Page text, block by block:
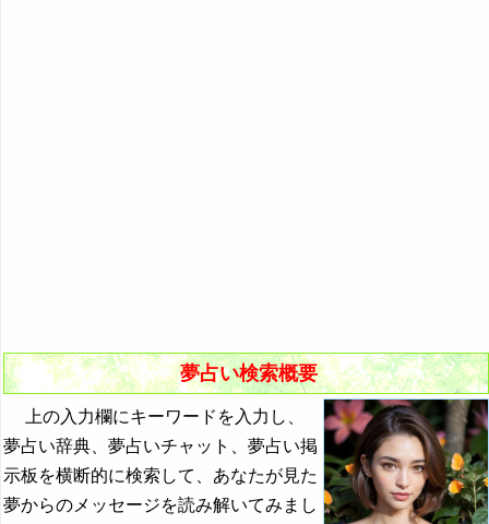
夢占い検索概要
上の入力欄にキーワードを入力し、
夢占い辞典、夢占いチャット、夢占い掲
示板を横断的に検索して、あなたが見た
夢からのメッセージを読み解いてみまし